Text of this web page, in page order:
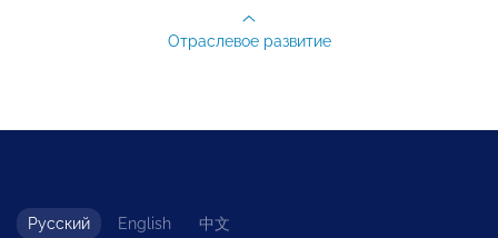
Отраслевое развитие
Русский English 中文